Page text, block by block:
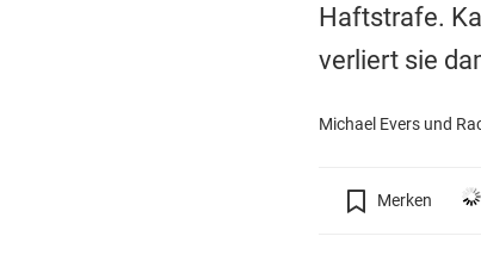
Haftstrafe.
verliert sie
Michael Evers und
Merken